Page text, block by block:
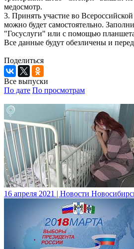
медосмотр.
3. Принять участие во
можно будет самостоятельно.
"Госуслуги" или с помощью
Все данные будут обезличены и
Поделиться
Все выпуски
По дате По просмотрам
16 апреля 2021 | Новости